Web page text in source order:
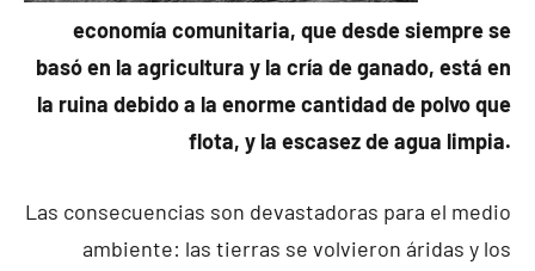
economía comunitaria, que desde siempre se
basó en la agricultura y la cría de ganado, está en
la ruina debido a la enorme cantidad de polvo que
flota, y la escasez de agua limpia.
Las consecuencias son devastadoras para el medio
ambiente: las tierras se volvieron áridas y los